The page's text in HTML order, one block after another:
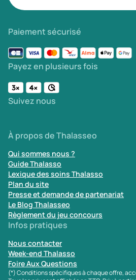
Paiement sécurisé
Payez en plusieurs fois
Suivez nous
À propos de Thalasseo
Qui sommes nous ?
Guide Thalasso
Lexique des soins Thalasso
Plan du site
Presse et demande de partenariat
Le Blog Thalasseo
Règlement du jeu concours
Infos pratiques
Nous contacter
Week-end Thalasso
Foire Aux Questions
(*) Conditions spécifiques à chaque offre,